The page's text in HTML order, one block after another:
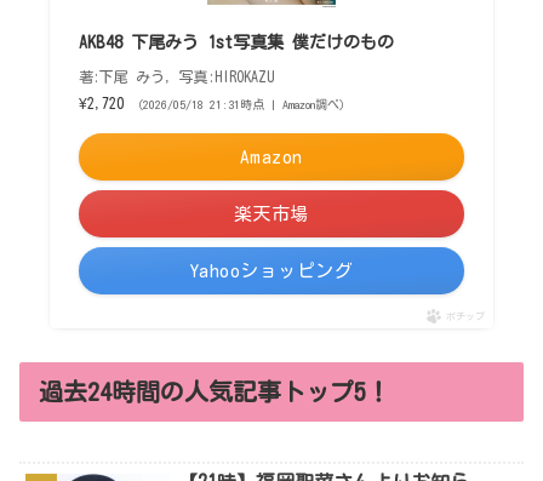
AKB48 下尾みう 1st写真集 僕だけのもの
著:下尾 みう, 写真:HIROKAZU
¥2,720
（2026/05/18 21:31時点 | Amazon調べ）
Amazon
楽天市場
Yahooショッピング
ポチップ
過去24時間の人気記事トップ5！